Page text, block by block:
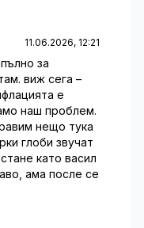
11.06.2026, 12:21
за
виж сега –
е
наш проблем.
нещо тука
глоби звучат
като васил
ама после се